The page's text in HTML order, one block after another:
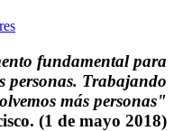
fundamental para
personas. Trabajando
más personas"
(1 de mayo 2018)